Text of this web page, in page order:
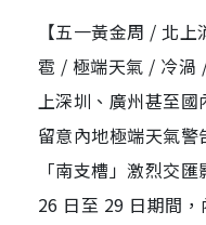
【五一黃金周 / 北
雹 / 極端天氣 / 冷渦
上深圳、廣州甚至
留意內地極端天氣
「南支槽」激烈交
26 日至 29 日期間